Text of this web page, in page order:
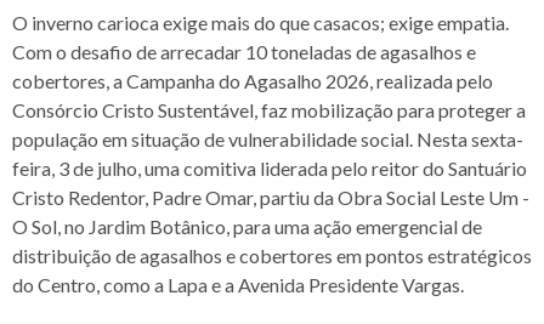
O inverno carioca exige mais do que casacos; exige empatia.
Com o desafio de arrecadar 10 toneladas de agasalhos e
cobertores, a Campanha do Agasalho 2026, realizada pelo
Consórcio Cristo Sustentável, faz mobilização para proteger a
população em situação de vulnerabilidade social. Nesta sexta-
feira, 3 de julho, uma comitiva liderada pelo reitor do Santuário
Cristo Redentor, Padre Omar, partiu da Obra Social Leste Um -
O Sol, no Jardim Botânico, para uma ação emergencial de
distribuição de agasalhos e cobertores em pontos estratégicos
do Centro, como a Lapa e a Avenida Presidente Vargas.